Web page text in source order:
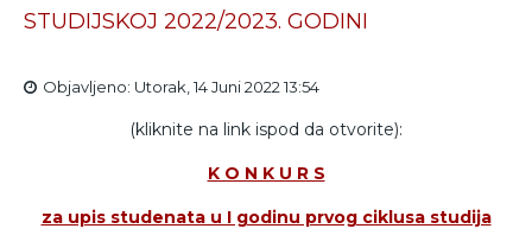
STUDIJSKOJ 2022/2023. GODINI
Objavljeno: Utorak, 14 Juni 2022 13:54
(kliknite na link ispod da otvorite):
K O N K U R S
za upis studenata u I godinu prvog ciklusa studija